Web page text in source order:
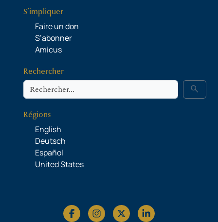
S’impliquer
Faire un don
S’abonner
Amicus
Rechercher
Rechercher search
Régions
English
Deutsch
Español
United States